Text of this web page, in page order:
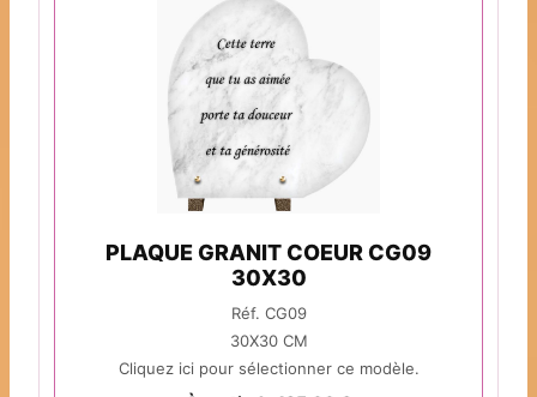
PLAQUE GRANIT COEUR CG09
30X30
Réf. CG09
30X30 CM
Cliquez ici pour sélectionner ce modèle.